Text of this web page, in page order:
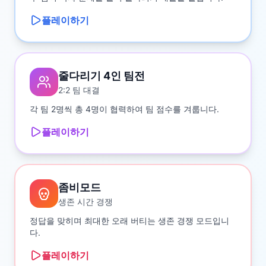
플레이하기
줄다리기 4인 팀전
2:2 팀 대결
각 팀 2명씩 총 4명이 협력하여 팀 점수를 겨룹니다.
플레이하기
좀비모드
생존 시간 경쟁
정답을 맞히며 최대한 오래 버티는 생존 경쟁 모드입니
다.
플레이하기